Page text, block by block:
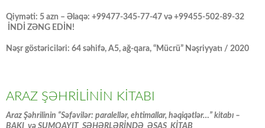
Qiyməti: 5 azn – Əlaqə: +99477-345-77-47 və +99455-502-89-32
İNDİ ZƏNG EDİN!
Nəşr göstəriciləri: 64 səhifə, A5, ağ-qara, “Mücrü” Nəşriyyatı / 2020
ARAZ ŞƏHRİLİNİN KİTABI
Araz Şəhrilinin “Səfəvilər: paralellər, ehtimallar, həqiqətlər…” kitabı –